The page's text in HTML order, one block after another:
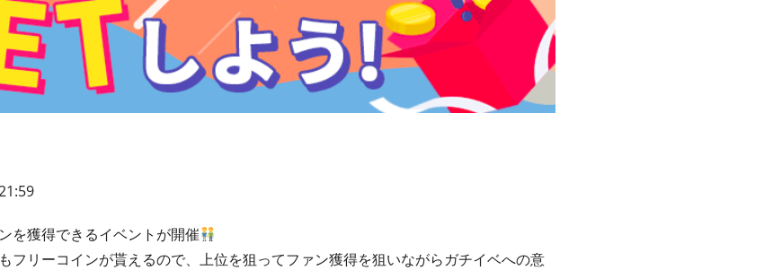
を獲得できるイベントが開催
フリーコインが貰えるので、上位を狙ってファン獲得を狙いながらガチイベへの意